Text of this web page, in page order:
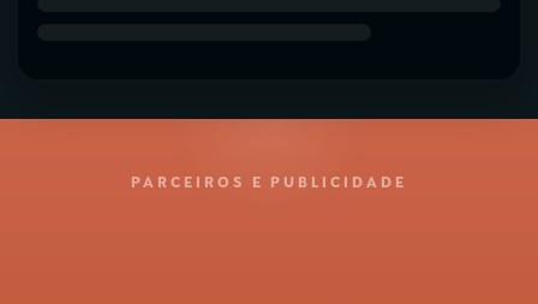
PARCEIROS E PUBLICIDADE